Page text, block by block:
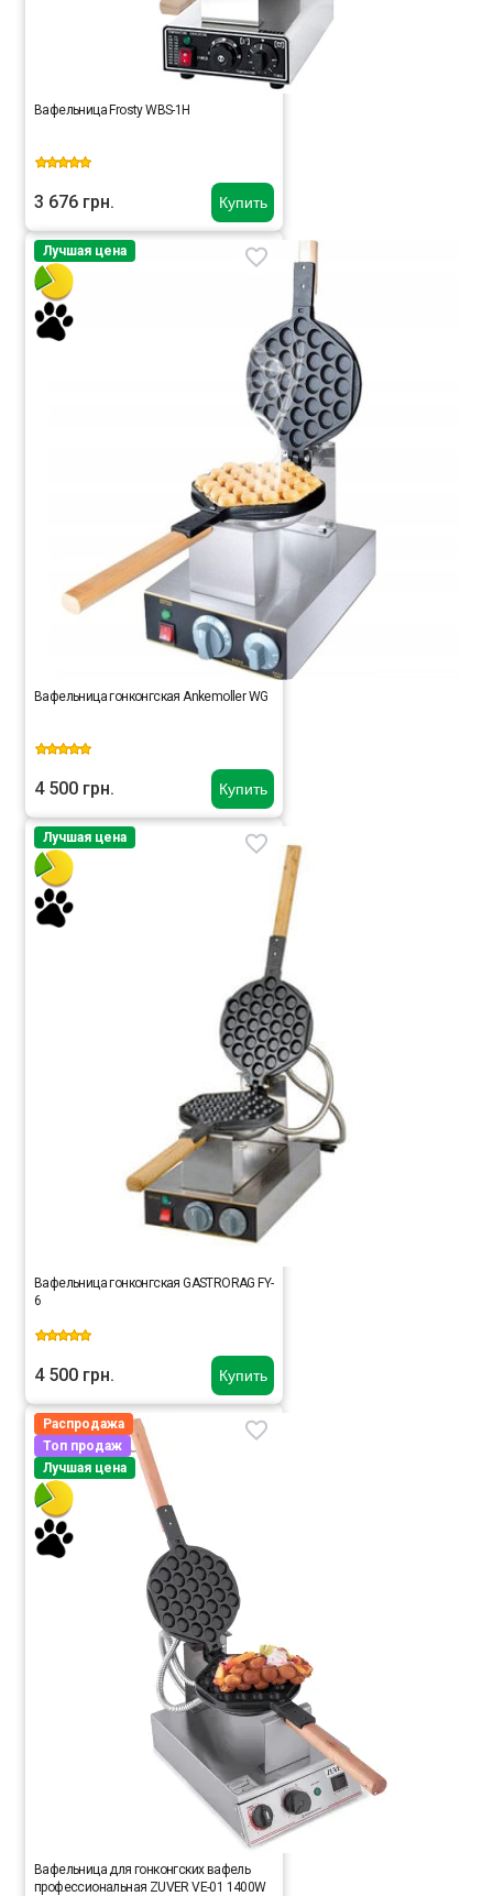
Купить
Вафельница Frosty WBS-1H
3 676 грн.
Купить
Лучшая цена
Вафельница гонконгская Ankemoller WG
4 500 грн.
Купить
Лучшая цена
Вафельница гонконгская GASTRORAG FY-
6
4 500 грн.
Распродажа
Топ продаж
Лучшая цена
Вафельница для гонконгских вафель
профессиональная ZUVER VE-01 1400W